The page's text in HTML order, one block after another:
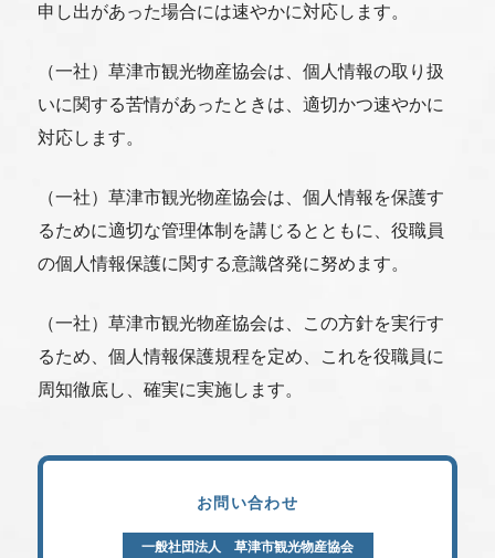
申し出があった場合には速やかに対応します。
（一社）草津市観光物産協会は、個人情報の取り扱
いに関する苦情があったときは、適切かつ速やかに
対応します。
（一社）草津市観光物産協会は、個人情報を保護す
るために適切な管理体制を講じるとともに、役職員
の個人情報保護に関する意識啓発に努めます。
（一社）草津市観光物産協会は、この方針を実行す
るため、個人情報保護規程を定め、これを役職員に
周知徹底し、確実に実施します。
お問い合わせ
一般社団法人 草津市観光物産協会
077-566-3219
〒525-0034滋賀県草津市草津二丁目10-21
受付時間:9:00～16:00(土日祝日は休み)
当協会について
採用について
リンク集
プライバシーポリシー